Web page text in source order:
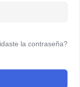
la contraseña?